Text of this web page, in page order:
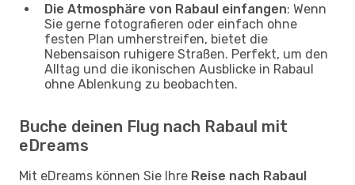
Die Atmosphäre von Rabaul einfangen: Wenn
Sie gerne fotografieren oder einfach ohne
festen Plan umherstreifen, bietet die
Nebensaison ruhigere Straßen. Perfekt, um den
Alltag und die ikonischen Ausblicke in Rabaul
ohne Ablenkung zu beobachten.
Buche deinen Flug nach Rabaul mit
eDreams
Mit eDreams können Sie Ihre Reise nach Rabaul